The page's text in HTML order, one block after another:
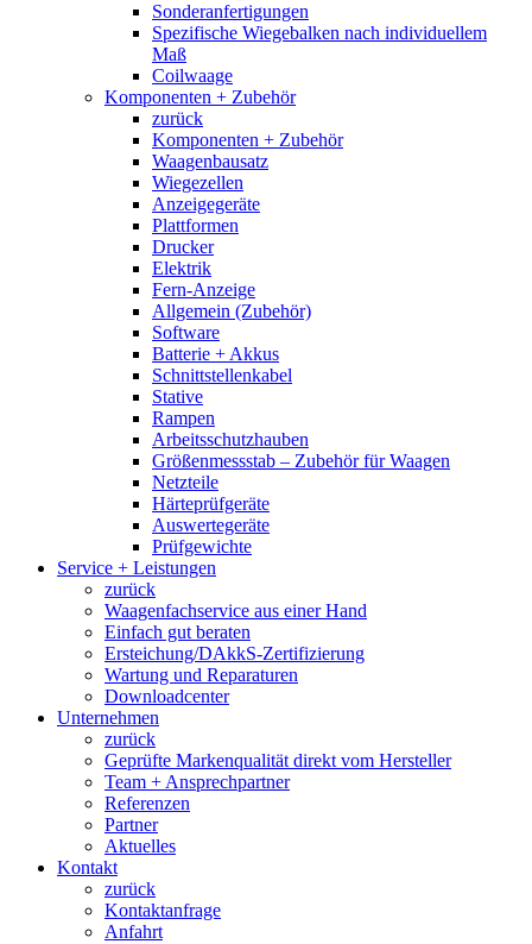
Sonderanfertigungen
Spezifische Wiegebalken nach individuellem
Maß
Coilwaage
Komponenten + Zubehör
zurück
Komponenten + Zubehör
Waagenbausatz
Wiegezellen
Anzeigegeräte
Plattformen
Drucker
Elektrik
Fern-Anzeige
Allgemein (Zubehör)
Software
Batterie + Akkus
Schnittstellenkabel
Stative
Rampen
Arbeitsschutzhauben
Größenmessstab – Zubehör für Waagen
Netzteile
Härteprüfgeräte
Auswertegeräte
Prüfgewichte
Service + Leistungen
zurück
Waagenfachservice aus einer Hand
Einfach gut beraten
Ersteichung/DAkkS-Zertifizierung
Wartung und Reparaturen
Downloadcenter
Unternehmen
zurück
Geprüfte Markenqualität direkt vom Hersteller
Team + Ansprechpartner
Referenzen
Partner
Aktuelles
Kontakt
zurück
Kontaktanfrage
Anfahrt